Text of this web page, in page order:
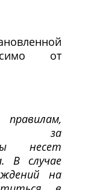
от
за
несет
В случае
на